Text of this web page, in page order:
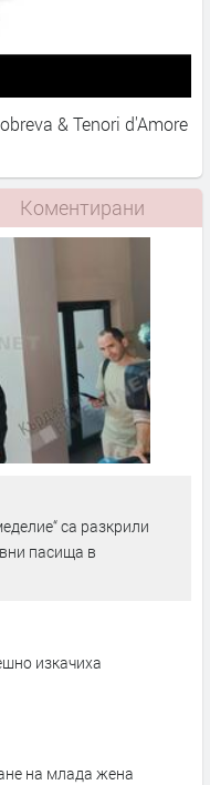
& Tenori d'Amore
Коментирани
са разкрили
пасища в
на млада жена